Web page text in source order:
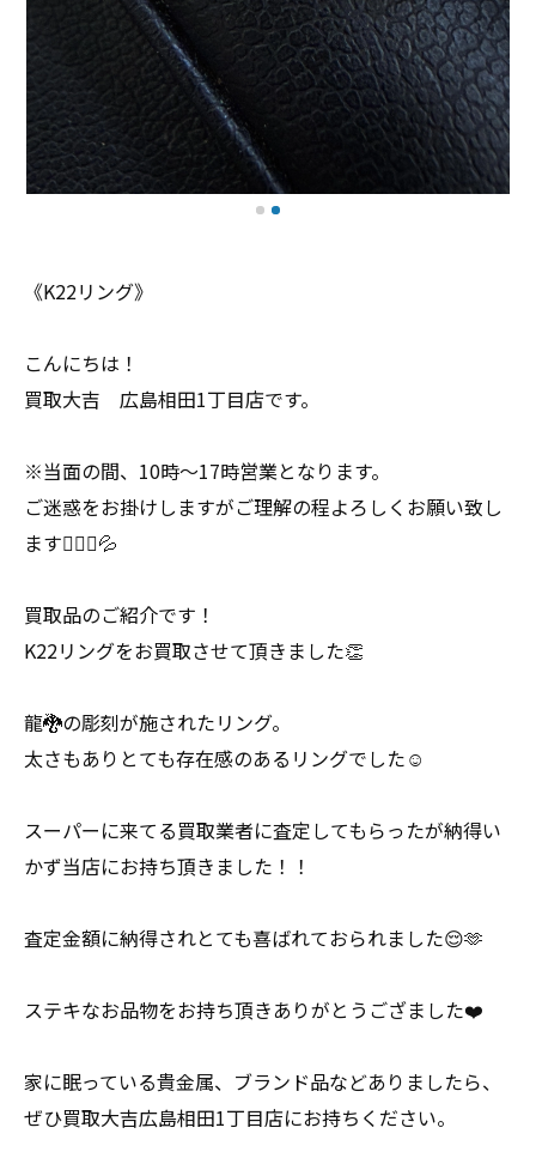
《K22リング》
こんにちは！
買取大吉 広島相田1丁目店です。
※当面の間、10時〜17時営業となります。
ご迷惑をお掛けしますがご理解の程よろしくお願い致し
ます🙇🏻‍♀️💦
買取品のご紹介です！
K22リングをお買取させて頂きました👏
龍🐉の彫刻が施されたリング。
太さもありとても存在感のあるリングでした☺️
スーパーに来てる買取業者に査定してもらったが納得い
かず当店にお持ち頂きました！！
査定金額に納得されとても喜ばれておられました😌🫶
ステキなお品物をお持ち頂きありがとうござました❤️
家に眠っている貴金属、ブランド品などありましたら、
ぜひ買取大吉広島相田1丁目店にお持ちください。